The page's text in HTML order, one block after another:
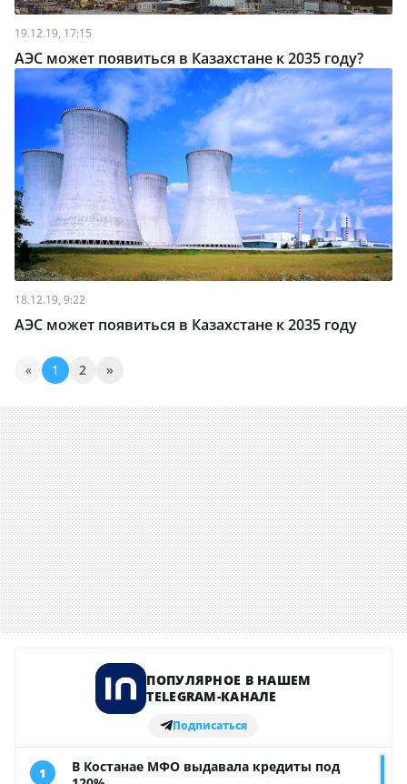
19.12.19, 17:15
АЭС может появиться в Казахстане к 2035 году?
18.12.19, 9:22
АЭС может появиться в Казахстане к 2035 году
« 1 2 »